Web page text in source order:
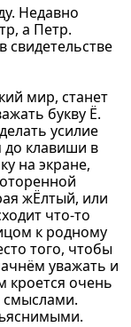
Недавно
а Петр.
свидетельстве
мир, станет
букву Ё.
усилие
клавиши в
на экране,
жЁлтый, или
что-то
к родному
того, чтобы
уважать и
кроется очень
смыслами.